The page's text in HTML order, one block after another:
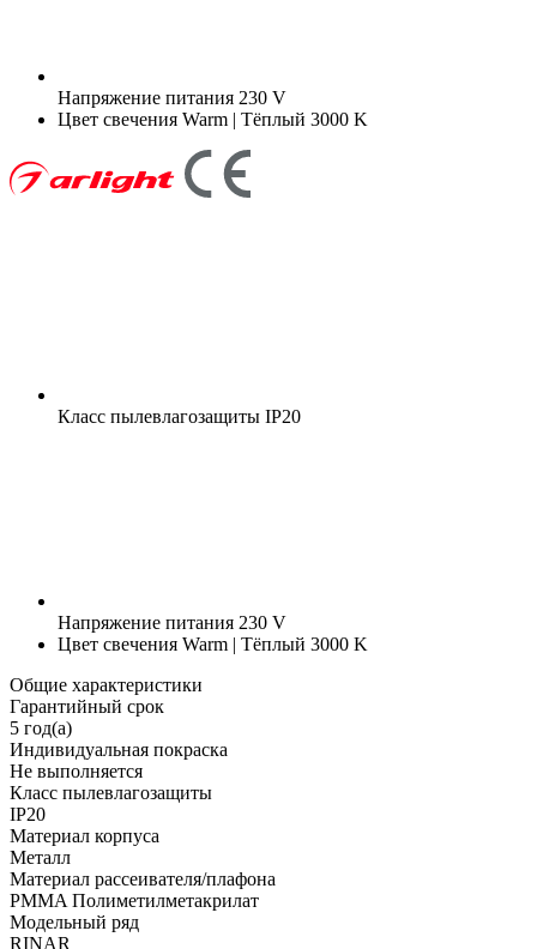
Напряжение питания 230 V
Цвет свечения Warm | Тёплый 3000 K
Класс пылевлагозащиты IP20
Напряжение питания 230 V
Цвет свечения Warm | Тёплый 3000 K
Общие характеристики
Гарантийный срок
5 год(а)
Индивидуальная покраска
Не выполняется
Класс пылевлагозащиты
IP20
Материал корпуса
Металл
Материал рассеивателя/плафона
PMMA Полиметилметакрилат
Модельный ряд
RINAR